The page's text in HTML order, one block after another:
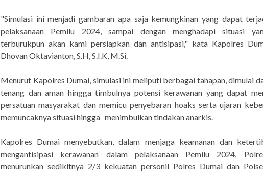
"Simulasi ini menjadi gambaran apa saja kemungkinan yang dapat
pelaksanaan Pemilu 2024, sampai dengan menghadapi situasi
terburukpun akan kami persiapkan dan antisipasi," kata Kapolres
Dhovan Oktavianton, S.H, S.I.K, M.Si.
Menurut Kapolres Dumai, simulasi ini meliputi berbagai tahapan, dimulai
tenang dan aman hingga timbulnya potensi kerawanan yang dapat
persatuan masyarakat dan memicu penyebaran hoaks serta ujaran
memuncaknya situasi hingga menimbulkan tindakan anarkis.
Kapolres Dumai menyebutkan, dalam menjaga keamanan dan
mengantisipasi kerawanan dalam pelaksanaan Pemilu 2024,
menurunkan sedikitnya 2/3 kekuatan personil Polres Dumai dan